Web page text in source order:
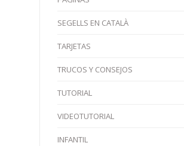
SEGELLS EN CATALÀ
TARJETAS
TRUCOS Y CONSEJOS
TUTORIAL
VIDEOTUTORIAL
INFANTIL